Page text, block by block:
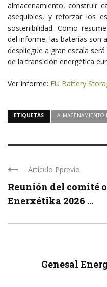
almacenamiento, construir
asequibles, y reforzar los
sostenibilidad. Como resume
del informe, las baterías son
despliegue a gran escala
de la transición energética
Ver Informe: EU Battery
ETIQUETAS ALMACENAMIENTO
Artículo Pprevio
Reunión del comité
Enerxétika 2026 ...
Genesal